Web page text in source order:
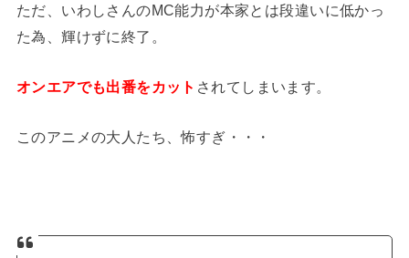
ただ、いわしさんのMC能力が本家とは段違いに低かっ
た為、輝けずに終了。
オンエアでも出番をカット されてしまいます。
このアニメの大人たち、怖すぎ・・・